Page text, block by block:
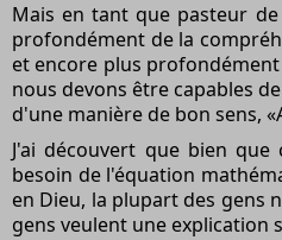
Mais en tant que pasteur
profondément de la
et encore plus
nous devons être capables
d'une manière de bon sens,
J'ai découvert que bien
besoin de l'équation
en Dieu, la plupart des gens
gens veulent une explication